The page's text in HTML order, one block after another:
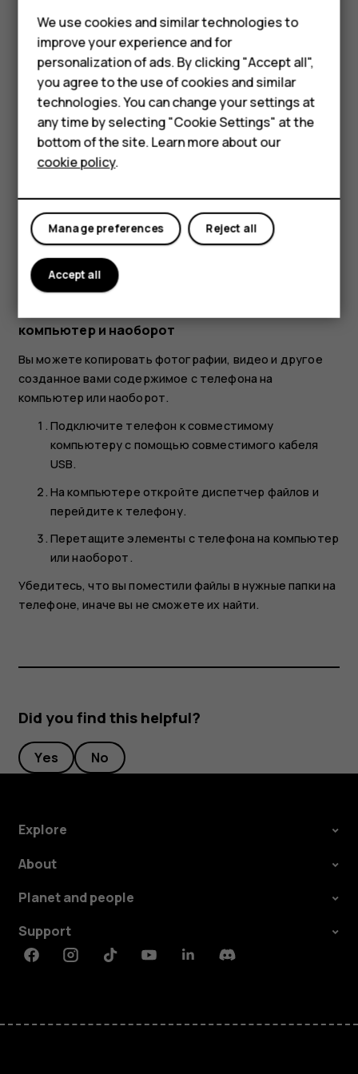
Feature phones
Phones for kids
Accessories
HMD Terra M
For business
Tablets
Если установленное приложение зависит от
удаленного, оно может перестать работать. Более
подробные сведения см. в документации по
установленному приложению.
Возврат отключенного приложения
Отключенное приложение можно вернуть в список
приложений.
КоснитесьНастройки>Приложения и
уведомления
Выберите необходимое приложение.
Коснитесь элемента
компьютер и наоборот
Вы можете копировать фотографии, видео и другое
созданное вами содержимое с телефона на
компьютер или наоборот.
Подключите телефон к совместимому
компьютеру с помощью совместимого кабеля
USB.
На компьютере откройте диспетчер файлов и
перейдите к телефону.
Перетащите элементы с телефона на компьютер
или наоборот.
Убедитесь, что вы поместили файлы в нужные папки на
телефоне, иначе вы не сможете их найти.
Did you find this helpful?
Yes No
Explore
About
Planet and people
Support
FacebookInstagramTiktokYoutubeLinkedinDiscord
We use cookies and similar technologies to
improve your experience and for
personalization of ads. By clicking "Accept all",
you agree to the use of cookies and similar
technologies. You can change your settings at
any time by selecting "Cookie Settings" at the
bottom of the site. Learn more about our
cookie policy.
Reject all
Manage preferences
Accept all